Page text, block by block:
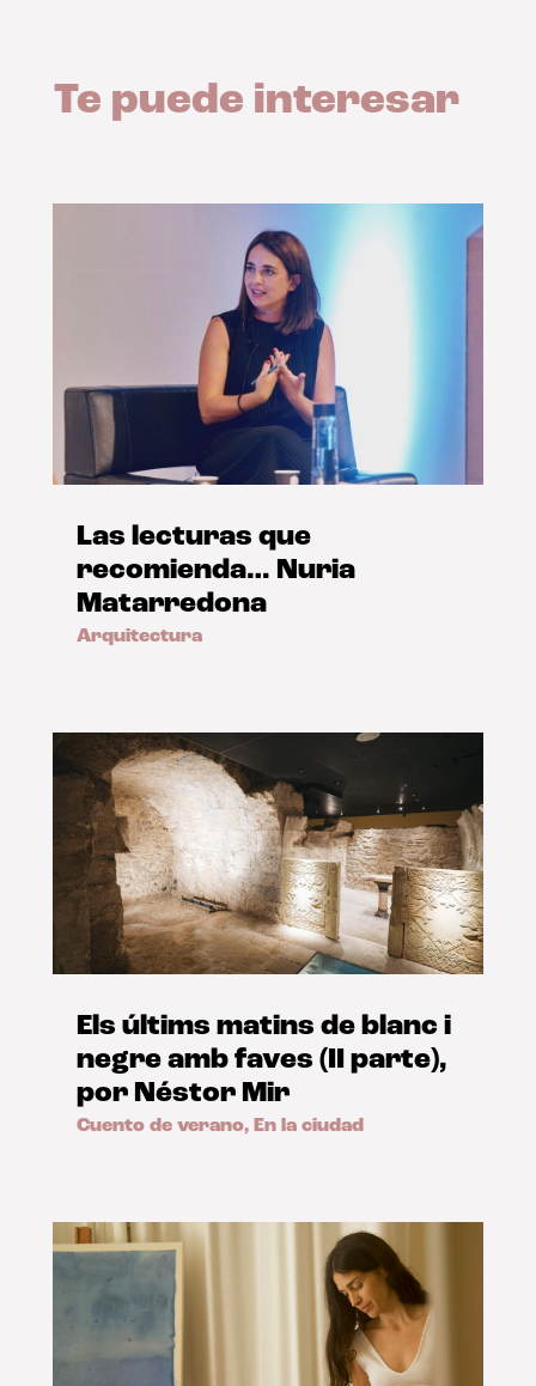
Te puede interesar
Las lecturas que
recomienda… Nuria
Matarredona
Arquitectura
Els últims matins de blanc i
negre amb faves (II parte),
por Néstor Mir
Cuento de verano, En la ciudad